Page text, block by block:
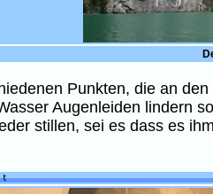
Punkten, die an
Augenleiden lindern
stillen, sei es dass es